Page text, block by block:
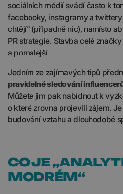
sociálních médií svádí často k
facebooky, instagramy a
chtějí” (případně nic), namísto
PR strategie. Stavba celé
a pomalejší.
Jedním ze zajímavých tipů
pravidelné sledování
Můžete jim pak nabídnout k
o které zrovna projevili zájem.
budování vztahu a dlouhodobé
CO JE
MODRÉM“